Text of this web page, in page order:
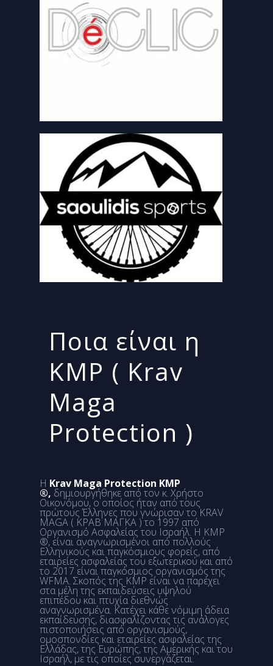
Ποια είναι η
ΚΜΡ ( Krav
Maga
Protection )
Η Krav Maga Protection KMP
®, δημιουργήθηκε από τον κ. Χρήστο
Οικονόμου, ο οποίος ήταν από τους
πρώτους Έλληνες που γνώρισαν τοKRAV
MAGA ( ΚΡΑΒ ΜΑΓΚΑ )το 1997 από
Οργανισμό Ασφαλείας του Ισραήλ. Η KMP
®, είναι αναγνωρισμένοι από πολλούς
Ελληνικούς και παγκόσμιους φορείς, από
εταιρείες ασφαλείας του εξωτερικού και από
το 2017 είναι παγκόσμιος οργανισμός της
WFMA. Σκοπός της KMP είναι να παρέχει
στα μέλη της εκπαιδεύσεις υψηλού
επιπέδου και πτυχία διεθνώς
αναγνωρισμένα. Κατέχει κάθε νόμιμη άδεια
εκπαίδευσης, διασφαλίζοντας τις ανάλογες
πιστοποιήσεις από οργανισμούς,
ομοσπονδίες και εταιρείες ασφαλείας της
Ελλάδας, της Ευρώπης, της Αμερικής και του
Ισραήλ, με τις οποίες συνεργάζεται.